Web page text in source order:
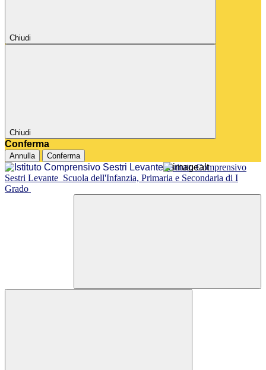
Chiudi
Chiudi
Conferma
Annulla Conferma
Istituto Comprensivo
Sestri Levante Scuola dell'Infanzia, Primaria e Secondaria di I
Grado